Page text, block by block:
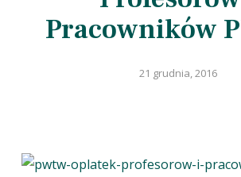
Pracowników
21 grudnia, 2016